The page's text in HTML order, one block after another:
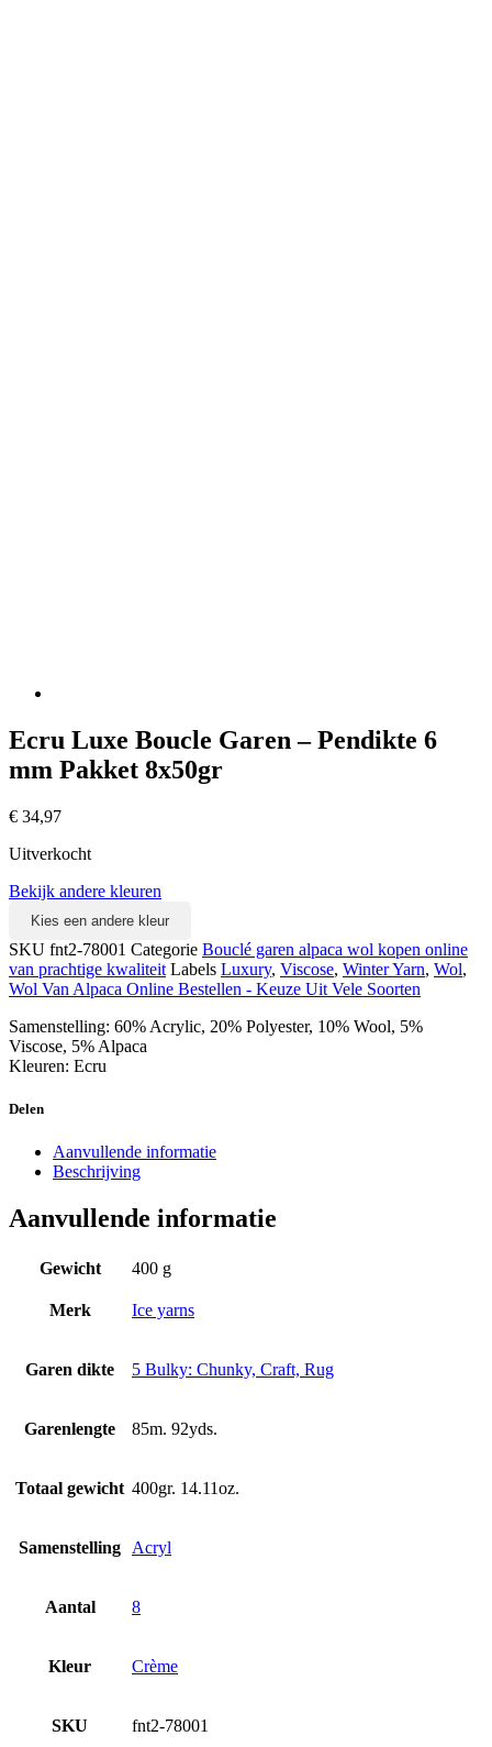
Ecru Luxe Boucle Garen – Pendikte 6
mm Pakket 8x50gr
€ 34,97
Uitverkocht
Bekijk andere kleuren
Kies een andere kleur
SKU fnt2-78001 Categorie Bouclé garen alpaca wol kopen online
van prachtige kwaliteit Labels Luxury, Viscose, Winter Yarn, Wol,
Wol Van Alpaca Online Bestellen - Keuze Uit Vele Soorten
Samenstelling: 60% Acrylic, 20% Polyester, 10% Wool, 5%
Viscose, 5% Alpaca
Kleuren: Ecru
Delen
Aanvullende informatie
Beschrijving
Aanvullende informatie
Gewicht 400 g
Merk Ice yarns
Garen dikte 5 Bulky: Chunky, Craft, Rug
Garenlengte 85m. 92yds.
Totaal gewicht 400gr. 14.11oz.
Samenstelling Acryl
Aantal 8
Kleur Crème
SKU fnt2-78001